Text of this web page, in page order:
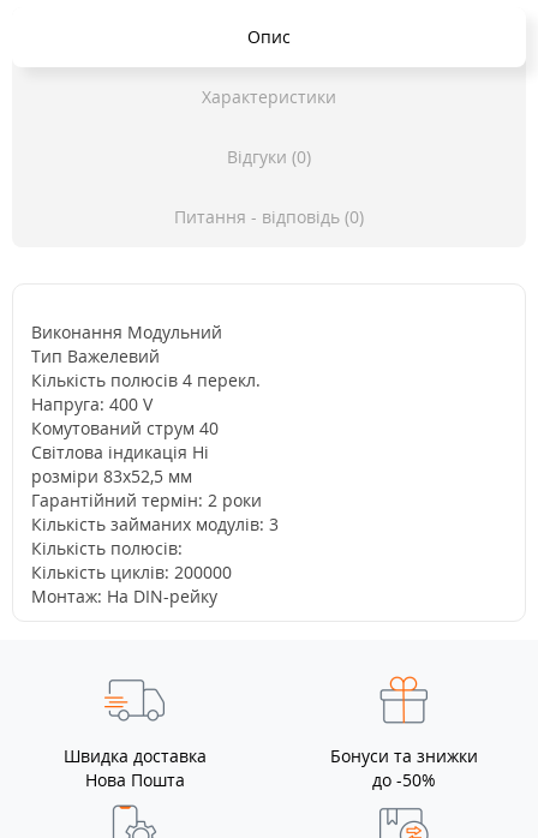
Опис
Характеристики
Відгуки (0)
Питання - відповідь (0)
Виконання Модульний
Тип Важелевий
Кількість полюсів 4 перекл.
Напруга: 400 V
Комутований струм 40
Світлова індикація Ні
розміри 83x52,5 мм
Гарантійний термін: 2 роки
Кількість займаних модулів: 3
Кількість полюсів:
Кількість циклів: 200000
Монтаж: На DIN-рейку
Швидка доставка
Нова Пошта
Бонуси та знижки
до -50%